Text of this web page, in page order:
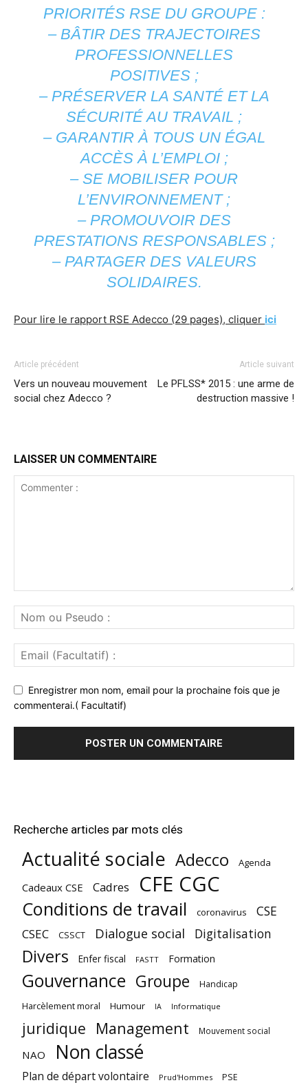
PRIORITÉS RSE DU GROUPE :
– BÂTIR DES TRAJECTOIRES
PROFESSIONNELLES
POSITIVES ;
– PRÉSERVER LA SANTÉ ET LA
SÉCURITÉ AU TRAVAIL ;
– GARANTIR À TOUS UN ÉGAL
ACCÈS À L’EMPLOI ;
– SE MOBILISER POUR
L’ENVIRONNEMENT ;
– PROMOUVOIR DES
PRESTATIONS RESPONSABLES ;
– PARTAGER DES VALEURS
SOLIDAIRES.
Pour lire le rapport RSE Adecco (29 pages), cliquer ici
Article précédent
Vers un nouveau mouvement
social chez Adecco ?
Article suivant
Le PFLSS* 2015 : une arme de
destruction massive !
LAISSER UN COMMENTAIRE
Enregistrer mon nom, email pour la prochaine fois que je
commenterai.( Facultatif)
Recherche articles par mots clés
Actualité sociale Adecco Agenda
Cadeaux CSE Cadres CFE CGC
Conditions de travail coronavirus CSE
CSEC CSSCT Dialogue social Digitalisation
Divers Enfer fiscal FASTT Formation
Gouvernance Groupe Handicap
Harcèlement moral Humour IA Informatique
juridique Management Mouvement social
NAO Non classé
Plan de départ volontaire Prud'Hommes PSE